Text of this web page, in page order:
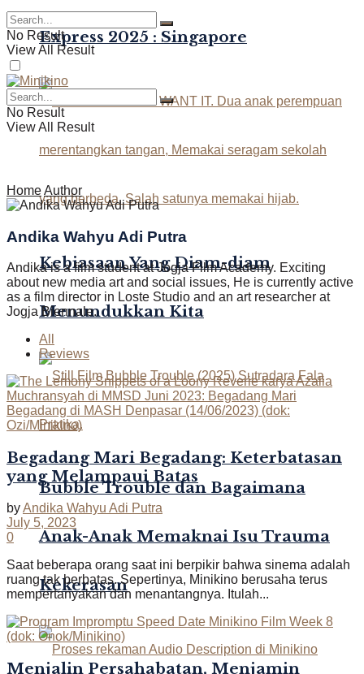
Express 2025 : Singapore
Kebiasaan Yang Diam-diam
Menundukkan Kita
Bubble Trouble dan Bagaimana
Anak-Anak Memaknai Isu Trauma
Kekerasan
No Result
View All Result
No Result
View All Result
HomeAuthor
Andika Wahyu Adi Putra
Andika is a film student at Jogja Film Academy. Exciting
about new media art and social issues, He is currently active
as a film director in Loste Studio and an art researcher at
Jogja Biennale.
All
Reviews
Begadang Mari Begadang: Keterbatasan
yang Melampaui Batas
byAndika Wahyu Adi Putra
July 5, 2023
0
Saat beberapa orang saat ini berpikir bahwa sinema adalah
ruang tak berbatas. Sepertinya, Minikino berusaha terus
mempertanyakan dan menantangnya. Itulah...
Menjalin Persahabatan, Menjamin